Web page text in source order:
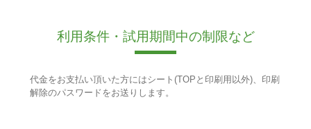
利用条件・試用期間中の制限など
代金をお支払い頂いた方にはシート(TOPと印刷用以外)、印刷
解除のパスワードをお送りします。